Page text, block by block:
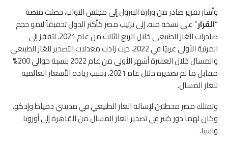
وأشار تقرير صادر من وزارة البترول إلى مجلس النواب، حصلت منصة
“القرار” على نسخة منه، إلى ترتيب مصر كأكثر الدول تحقيقاً لنمو حجم
صادرات الغاز الطبيعي خلال الربع الثالث من عام 2021، لتقفز إلى
المرتبة الأولى عربيًا في 2022، حيث زادت معدلات التصدير للغاز الطبيعي
والمسال خلال العشرة أشهر الأولى من عام 2022 بنسبة حوالى 200%
مقابل ما تم تصديره خلال عام 2021، بسبب زيادة الأسعار العالمية
للغاز المسال.
وتمتلك مصر محطتين لإسالة الغاز الطبيعي في مدينتي دمياط وإدكو،
وكان لهما دور كبير في تصدير الغاز المسال من القاهرة إلى أوروبا
وآسيا.